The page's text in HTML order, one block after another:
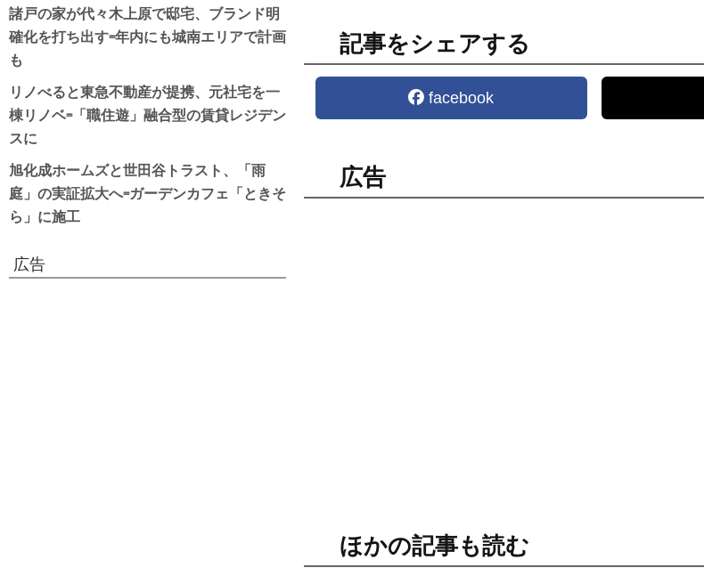
記事をシェアする
facebook
広告
ほかの記事も読む
諸戸の家が代々木上原で邸宅、ブランド明
確化を打ち出す=年内にも城南エリアで計画
も
リノべると東急不動産が提携、元社宅を一
棟リノベ=「職住遊」融合型の賃貸レジデン
スに
旭化成ホームズと世田谷トラスト、「雨
庭」の実証拡大へ=ガーデンカフェ「ときそ
ら」に施工
広告